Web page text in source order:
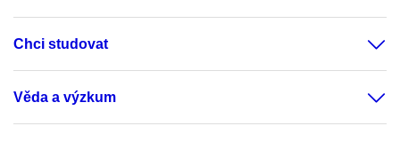
Chci studovat
Věda a výzkum